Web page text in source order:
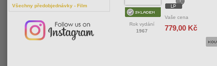
Rok vydání
1967
Vaše cena
779,00 Kč
Všechny předobjednávky - Film